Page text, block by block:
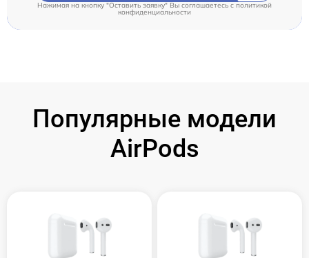
Нажимая на кнопку "Оставить заявку" Вы соглашаетесь cполитикой
конфиденциальности
Популярные модели
AirPods